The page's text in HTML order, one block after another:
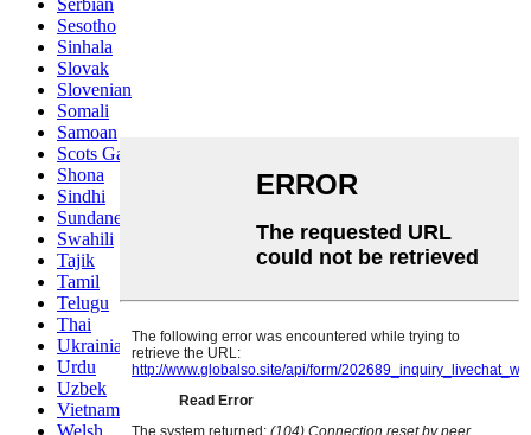
Serbian
Sesotho
Sinhala
Slovak
Slovenian
Somali
Samoan
Scots Gaelic
Shona
Sindhi
Sundanese
Swahili
Tajik
Tamil
Telugu
Thai
Ukrainian
Urdu
Uzbek
Vietnamese
Welsh